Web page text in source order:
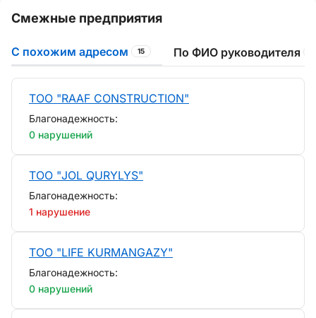
Смежные предприятия
С похожим адресом 15 По ФИО руководителя
ТОО "RAAF CONSTRUCTION"
Благонадежность:
0 нарушений
ТОО "JOL QURYLYS"
Благонадежность:
1 нарушение
ТОО "LIFE KURMANGAZY"
Благонадежность:
0 нарушений